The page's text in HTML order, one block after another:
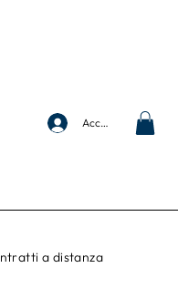
Accedi
a distanza